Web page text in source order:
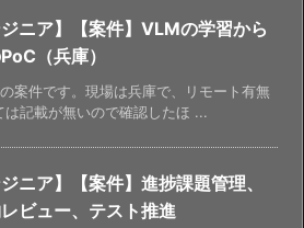
ジニア】【案件】VLMの学習から
（兵庫）
案件です。現場は兵庫で、リモート有無
は記載が無いので確認したほ ...
ジニア】【案件】進捗課題管理、
ビュー、テスト推進